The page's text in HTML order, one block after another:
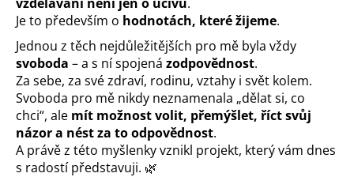
Je to především o hodnotách, které žijeme.
Jednou z těch nejdůležitějších pro mě byla vždy
svoboda – a s ní spojená zodpovědnost.
Za sebe, za své zdraví, rodinu, vztahy i svět kolem.
Svoboda pro mě nikdy neznamenala „dělat si, co
chci“, ale mít možnost volit, přemýšlet, říct svůj
názor a nést za to odpovědnost.
A právě z této myšlenky vznikl projekt, který vám dnes
s radostí představuji. 🌿